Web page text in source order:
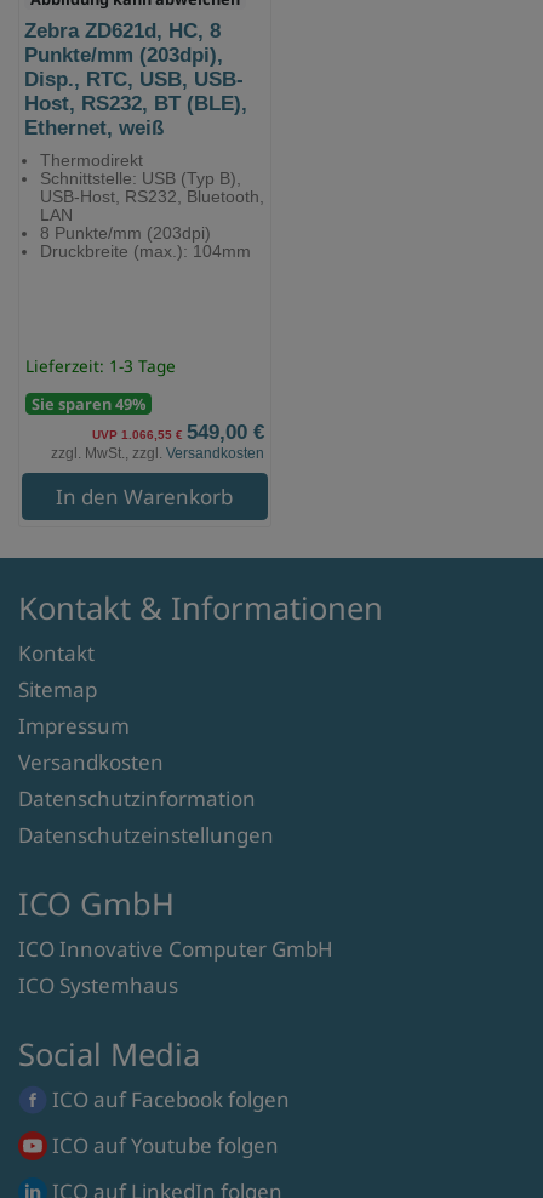
Zebra ZD621d, HC, 8
Punkte/mm (203dpi),
Disp., RTC, USB, USB-
Host, RS232, BT (BLE),
Ethernet, weiß
Thermodirekt
Schnittstelle: USB (Typ B),
USB-Host, RS232, Bluetooth,
LAN
8 Punkte/mm (203dpi)
Druckbreite (max.): 104mm
Lieferzeit: 1-3 Tage
Sie sparen 49%
UVP 1.066,55 € 549,00 €
zzgl. MwSt., zzgl. Versandkosten
In den Warenkorb
Kontakt & Informationen
Kontakt
Sitemap
Impressum
Versandkosten
Datenschutzinformation
Datenschutzeinstellungen
ICO GmbH
ICO Innovative Computer GmbH
ICO Systemhaus
Social Media
ICO aufFacebookfolgen
ICO aufYoutube folgen
ICO aufLinkedIn folgen